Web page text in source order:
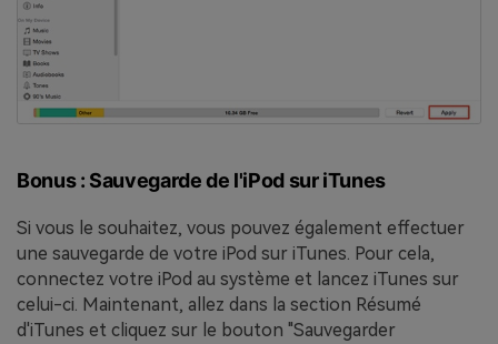
Bonus : Sauvegarde de l'iPod sur iTunes
Si vous le souhaitez, vous pouvez également effectuer
une sauvegarde de votre iPod sur iTunes. Pour cela,
connectez votre iPod au système et lancez iTunes sur
celui-ci. Maintenant, allez dans la section Résumé
d'iTunes et cliquez sur le bouton "Sauvegarder